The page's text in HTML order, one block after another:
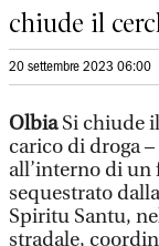
chiude il
20 settembre 2023 06:00
OlbiaSi chiude
carico di droga
all’interno di un
sequestrato
Spiritu Santu,
stradale,